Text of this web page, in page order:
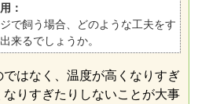
：
で飼う場合、どのような工夫をす
来るでしょうか。
はなく、温度が高くなりすぎ
りすぎたりしないことが大事